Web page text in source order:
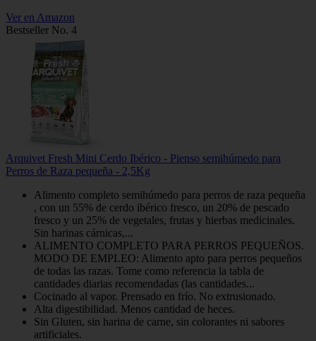
Ver en Amazon
Bestseller No. 4
Arquivet Fresh Mini Cerdo Ibérico - Pienso semihúmedo para
Perros de Raza pequeña - 2,5Kg
Alimento completo semihúmedo para perros de raza pequeña
, con un 55% de cerdo ibérico fresco, un 20% de pescado
fresco y un 25% de vegetales, frutas y hierbas medicinales.
Sin harinas cárnicas,...
ALIMENTO COMPLETO PARA PERROS PEQUEÑOS.
MODO DE EMPLEO: Alimento apto para perros pequeños
de todas las razas. Tome como referencia la tabla de
cantidades diarias recomendadas (las cantidades...
Cocinado al vapor. Prensado en frío. No extrusionado.
Alta digestibilidad. Menos cantidad de heces.
Sin Gluten, sin harina de carne, sin colorantes ni sabores
artificiales.